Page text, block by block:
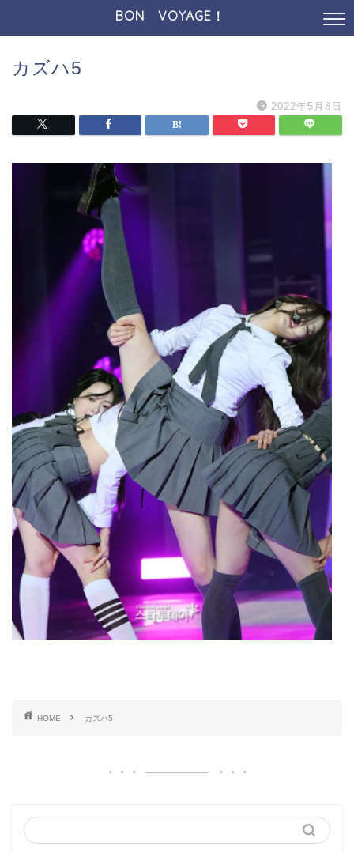
BON VOYAGE！
カズハ5
2022年5月8日
HOME カズハ5